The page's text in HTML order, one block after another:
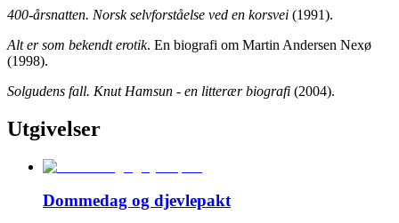
400-årsnatten. Norsk selvforståelse ved en korsvei (1991).
Alt er som bekendt erotik. En biografi om Martin Andersen Nexø
(1998).
Solgudens fall. Knut Hamsun - en litterær biografi (2004).
Utgivelser
Dommedag og djevlepakt